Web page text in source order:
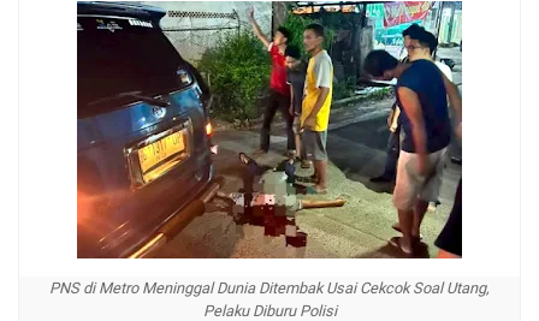
PNS di Metro Meninggal Dunia Ditembak Usai Cekcok Soal Utang,
Pelaku Diburu Polisi